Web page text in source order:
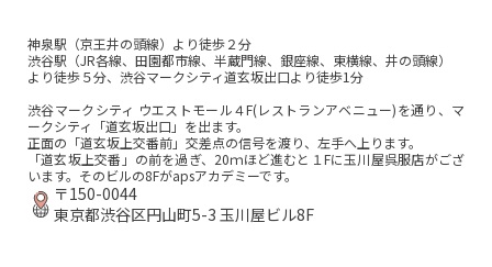
神泉駅（京王井の頭線）より徒歩２分
渋谷駅（JR各線、田園都市線、半蔵門線、銀座線、東横線、井の頭線）
より徒歩５分、渋谷マークシティ道玄坂出口より徒歩1分
渋谷マークシティ ウエストモール４F(レストランアベニュー)を通り、マ
ークシティ「道玄坂出口」を出ます。
正面の「道玄坂上交番前」交差点の信号を渡り、左手へ上ります。
「道玄坂上交番」の前を過ぎ、20ｍほど進むと１Fに玉川屋呉服店がござ
います。そのビルの8Fがapsアカデミーです。
〒150-0044
東京都渋谷区円山町5-3 玉川屋ビル8F